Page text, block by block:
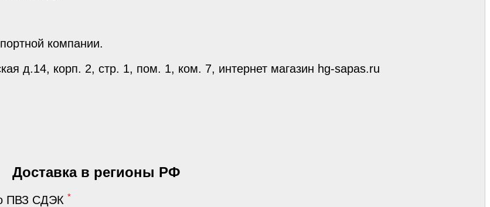
компании.
д.14, корп. 2, стр. 1, пом. 1, ком. 7, интернет магазин hg-sapas.ru
Доставка в регионы РФ
ПВЗ СДЭК *